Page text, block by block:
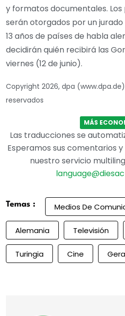
y formatos documentales.
serán otorgados por un jurado
13 años de países de habla
decidirán quién recibirá las
viernes (12 de junio).
Copyright 2026, dpa
reservados
MÁS
Las traducciones se
Esperamos sus comentarios
nuestro servicio
Temas : Medios De
Alemania Televisión
Turingia Cine Gera